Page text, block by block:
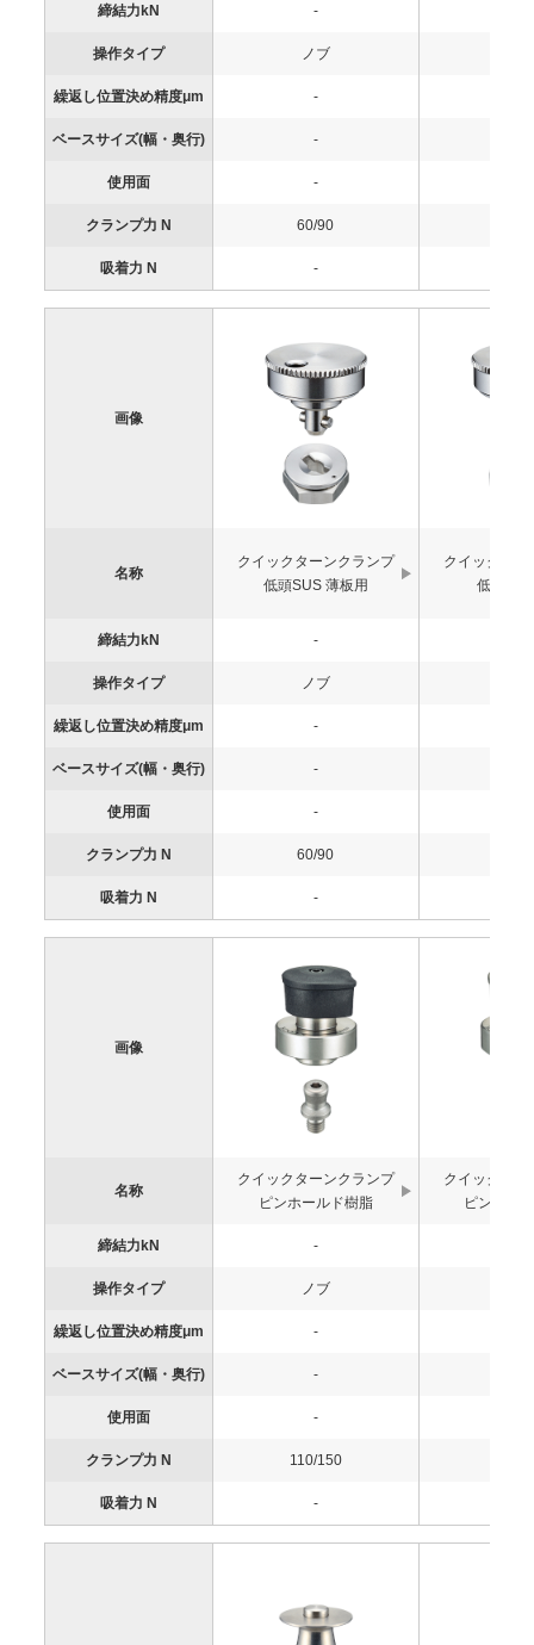
締結力kN -
操作タイプ ノブ
繰返し位置決め精度μm -
ベースサイズ(幅・奥行) -
使用面 -
クランプ力 N 60/90
吸着力 N -
画像
名称
クイックターンクランプ
低頭SUS 薄板用
クイックター
低頭
締結力kN -
操作タイプ ノブ
繰返し位置決め精度μm -
ベースサイズ(幅・奥行) -
使用面 -
クランプ力 N 60/90
吸着力 N -
画像
名称
クイックターンクランプ
ピンホールド樹脂
クイックター
ピンホー
締結力kN -
操作タイプ ノブ
繰返し位置決め精度μm -
ベースサイズ(幅・奥行) -
使用面 -
クランプ力 N 110/150
吸着力 N -